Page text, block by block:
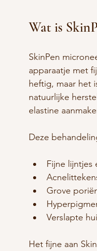
Wat is
SkinPen
apparaatje met
heftig, maar het
natuurlijke
elastine
Deze
Fijne lijntjes
Grove
Verslapte
Het fijne aan